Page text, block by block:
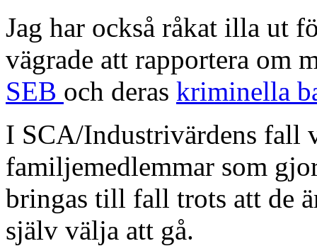
Jag har också råkat illa ut
vägrade att rapportera om
SEB och deras kriminella
I SCA/Industrivärdens fall
familjemedlemmar som
bringas till fall trots att de
själv välja att gå.